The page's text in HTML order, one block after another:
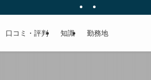
口コミ・評判 知識 勤務地